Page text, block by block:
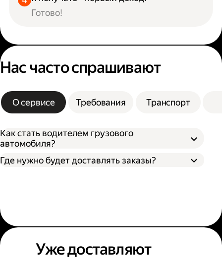
Готово!
Нас часто спрашивают
О сервисе Требования Транспорт
Как стать водителем грузового
автомобиля?
Где нужно будет доставлять заказы?
Уже доставляют